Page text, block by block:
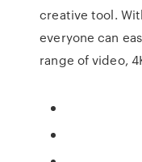
creative tool.
everyone can
range of video,